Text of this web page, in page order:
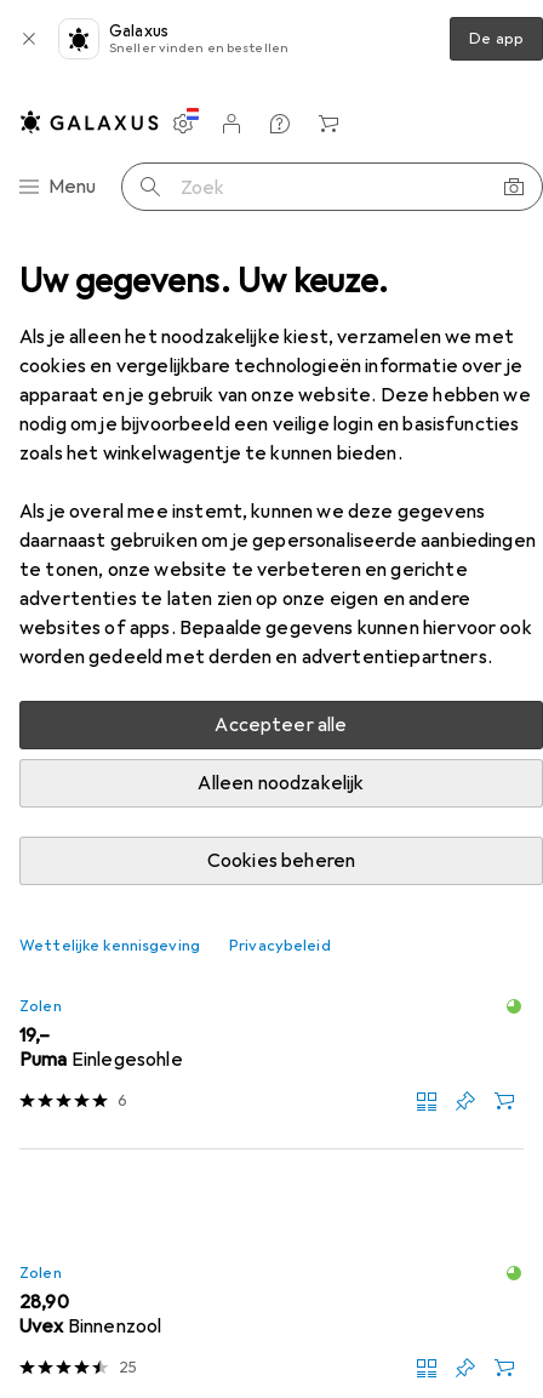
Uw gegevens. Uw keuze.
Als je alleen het noodzakelijke kiest, verzamelen we met
cookies en vergelijkbare technologieën informatie over je
apparaat en je gebruik van onze website. Deze hebben we
nodig om je bijvoorbeeld een veilige login en basisfuncties
zoals het winkelwagentje te kunnen bieden.
Als je overal mee instemt, kunnen we deze gegevens
daarnaast gebruiken om je gepersonaliseerde aanbiedingen
te tonen, onze website te verbeteren en gerichte
advertenties te laten zien op onze eigen en andere
websites of apps. Bepaalde gegevens kunnen hiervoor ook
worden gedeeld met derden en advertentiepartners.
Accepteer alle
Alleen noodzakelijk
Cookies beheren
Wettelijke kennisgeving Privacybeleid
Galaxus
Sneller vinden en bestellen De app
Categorie navigatie
Menu Zoek op
Instellingen
Klantenaccount
Produktvergelijking
Verlanglijstje
Winkelmandje
Veiligheidsschoen laag S1P Fusion Flexweave Zwart
ReebokVeiligheidsschoen laag S1P
Fusion Flexweave Zwart
S1P, 45
Accessoires voor Reebok
Veiligheidsschoen laag S1P Fusion
Flexweave Zwart
Vind bijpassende accessoires voor de Reebok
Veiligheidsschoen laag S1P Fusion Flexweave Zwart uit de
categorie Zolen.
Zolen
EUR
19,–
Puma Einlegesohle
6
Zolen
EUR
28,90
Uvex Binnenzool
25